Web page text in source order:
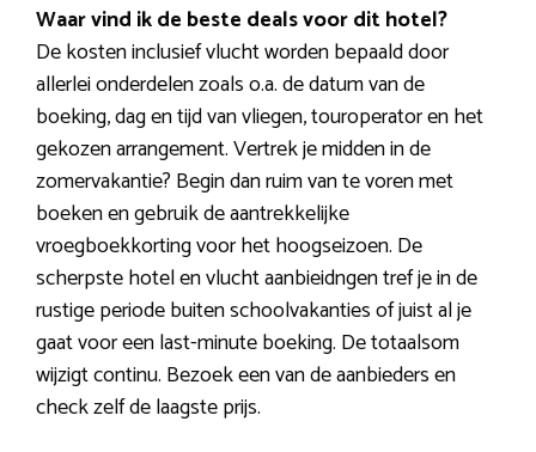
Waar vind ik de beste deals voor dit hotel?
De kosten inclusief vlucht worden bepaald door
allerlei onderdelen zoals o.a. de datum van de
boeking, dag en tijd van vliegen, touroperator en het
gekozen arrangement. Vertrek je midden in de
zomervakantie? Begin dan ruim van te voren met
boeken en gebruik de aantrekkelijke
vroegboekkorting voor het hoogseizoen. De
scherpste hotel en vlucht aanbieidngen tref je in de
rustige periode buiten schoolvakanties of juist al je
gaat voor een last-minute boeking. De totaalsom
wijzigt continu. Bezoek een van de aanbieders en
check zelf de laagste prijs.